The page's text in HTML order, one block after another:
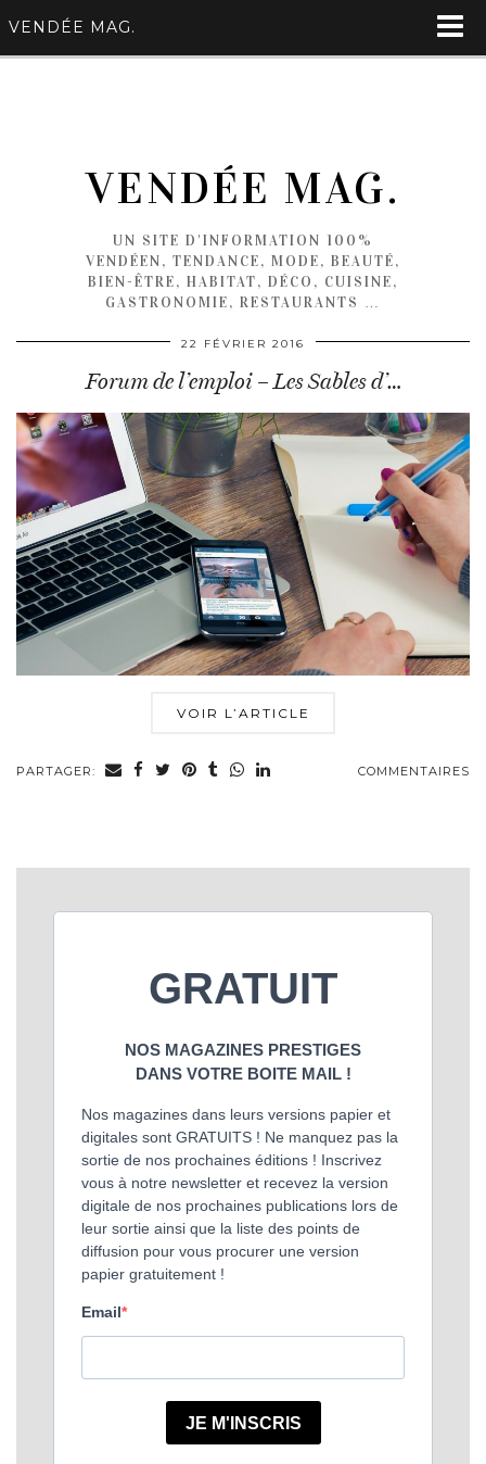
VENDÉE MAG.
VENDÉE MAG.
UN SITE D'INFORMATION 100%
VENDÉEN, TENDANCE, MODE, BEAUTÉ,
BIEN-ÊTRE, HABITAT, DÉCO, CUISINE,
GASTRONOMIE, RESTAURANTS …
22 FÉVRIER 2016
Forum de l’emploi – Les Sables d’…
VOIR L’ARTICLE
PARTAGER: COMMENTAIRES